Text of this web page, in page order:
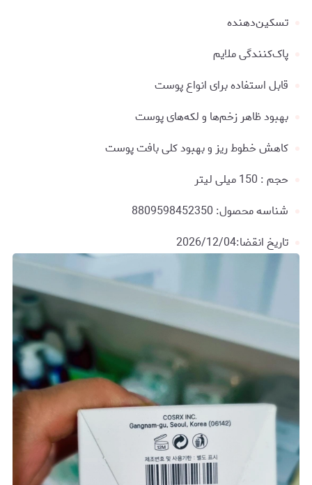
تسکین‌دهنده
پاک‌کنندگی ملایم
قابل استفاده برای انواع پوست
بهبود ظاهر زخم‌ها و لکه‌های پوست
کاهش خطوط ریز و بهبود کلی بافت پوست
حجم : 150 میلی لیتر
شناسه محصول: 8809598452350
تاریخ انقضا:2026/12/04